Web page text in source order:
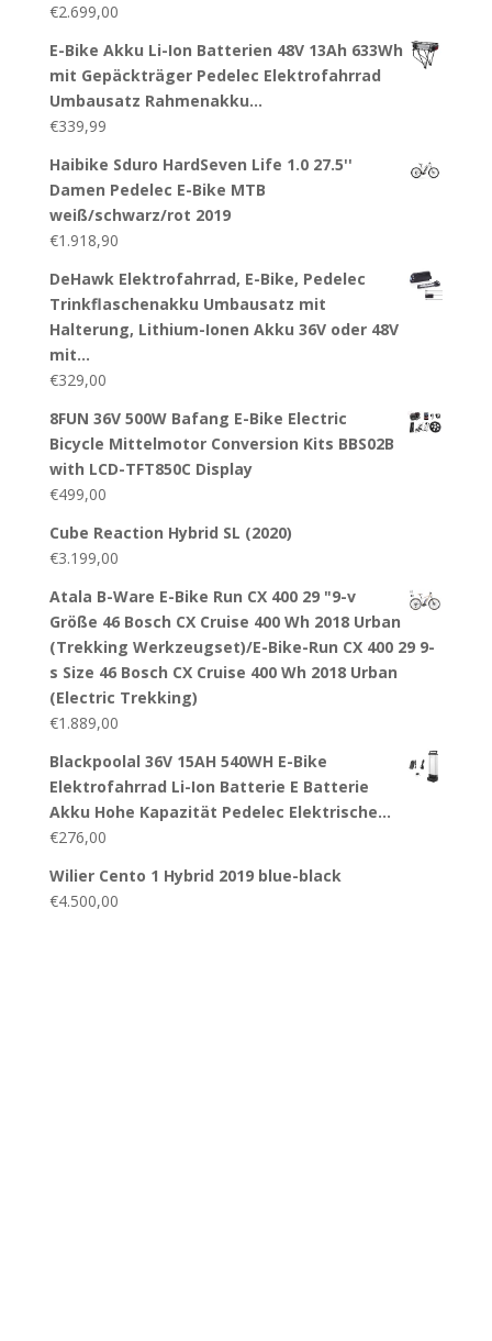
€2.699,00
E-Bike Akku Li-Ion Batterien 48V 13Ah 633Wh
mit Gepäckträger Pedelec Elektrofahrrad
Umbausatz Rahmenakku…
€339,99
Haibike Sduro HardSeven Life 1.0 27.5''
Damen Pedelec E-Bike MTB
weiß/schwarz/rot 2019
€1.918,90
DeHawk Elektrofahrrad, E-Bike, Pedelec
Trinkflaschenakku Umbausatz mit
Halterung, Lithium-Ionen Akku 36V oder 48V
mit…
€329,00
8FUN 36V 500W Bafang E-Bike Electric
Bicycle Mittelmotor Conversion Kits BBS02B
with LCD-TFT850C Display
€499,00
Cube Reaction Hybrid SL (2020)
€3.199,00
Atala B-Ware E-Bike Run CX 400 29 "9-v
Größe 46 Bosch CX Cruise 400 Wh 2018 Urban
(Trekking Werkzeugset)/E-Bike-Run CX 400 29 9-
s Size 46 Bosch CX Cruise 400 Wh 2018 Urban
(Electric Trekking)
€1.889,00
Blackpoolal 36V 15AH 540WH E-Bike
Elektrofahrrad Li-Ion Batterie E Batterie
Akku Hohe Kapazität Pedelec Elektrische…
€276,00
Wilier Cento 1 Hybrid 2019 blue-black
€4.500,00